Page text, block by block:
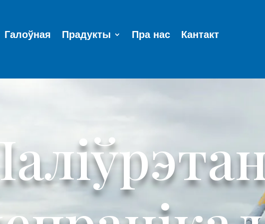
Галоўная Прадукты Пра нас Кантакт